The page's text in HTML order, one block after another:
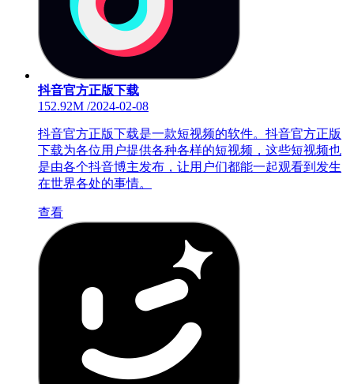
抖音官方正版下载
152.92M /2024-02-08
抖音官方正版下载是一款短视频的软件。抖音官方正版
下载为各位用户提供各种各样的短视频，这些短视频也
是由各个抖音博主发布，让用户们都能一起观看到发生
在世界各处的事情。
查看